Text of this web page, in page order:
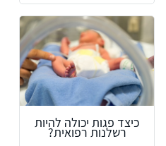
כיצד פגות יכולה להיות
רשלנות רפואית?